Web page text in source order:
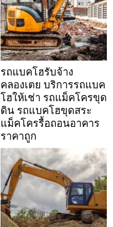
รถแบคโฮรับจ้าง
คลองเตย บริการรถแบค
โฮให้เช่า รถแม็คโครขุด
ดิน รถแบคโฮขุดสระ
แม็คโครรื้อถอนอาคาร
ราคาถูก